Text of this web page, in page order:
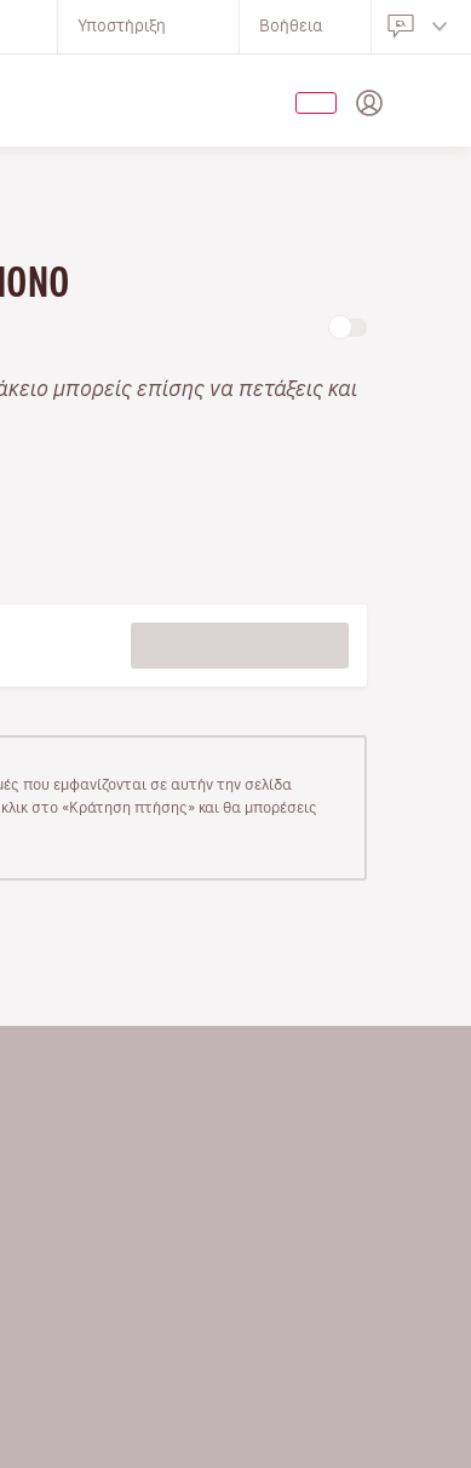
Υποστήριξη Βοήθεια
μπορείς επίσης να πετάξεις και
που εμφανίζονται σε αυτήν την σελίδα
κλικ στο «Κράτηση πτήσης» και θα μπορέσεις